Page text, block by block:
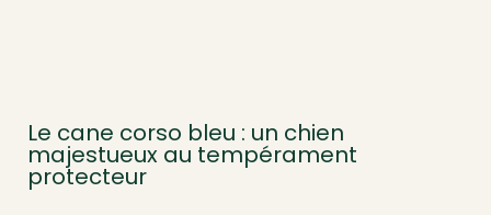
Le cane corso bleu : un chien
majestueux au tempérament
protecteur